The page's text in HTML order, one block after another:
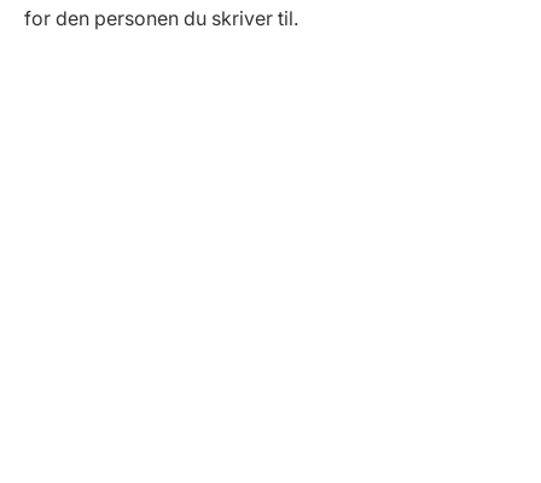
for den personen du skriver til.